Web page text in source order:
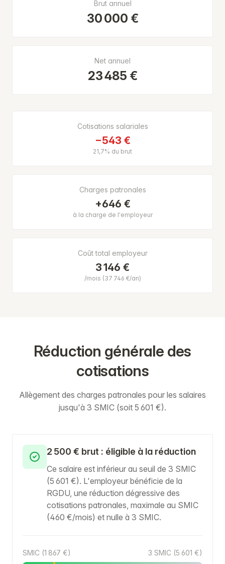
Brut annuel
30 000 €
Net annuel
23 485 €
Cotisations salariales
−543 €
21,7% du brut
Charges patronales
+646 €
à la charge de l'employeur
Coût total employeur
3 146 €
/mois (37 746 €/an)
Réduction générale des
cotisations
Allègement des charges patronales pour les salaires
jusqu'à 3 SMIC (soit 5 601 €).
2 500 € brut : éligible à la réduction
Ce salaire est inférieur au seuil de 3 SMIC
(5 601 €). L'employeur bénéficie de la
RGDU, une réduction dégressive des
cotisations patronales, maximale au SMIC
(460 €/mois) et nulle à 3 SMIC.
SMIC (1 867 €) 3 SMIC (5 601 €)